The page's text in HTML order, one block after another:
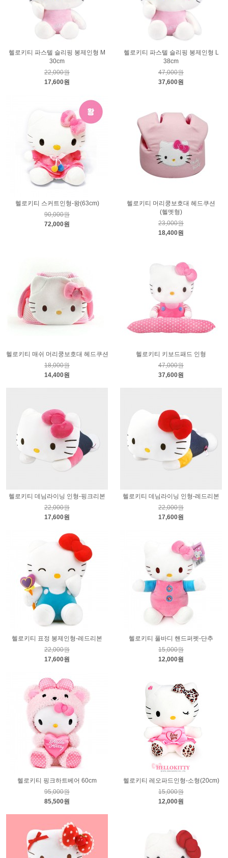
헬로키티 파스텔 슬리핑 봉제인형 M
30cm
22,000원
17,600원
헬로키티 파스텔 슬리핑 봉제인형 L
38cm
47,000원
37,600원
헬로키티 스커트인형-왕(63cm)
90,000원
72,000원
헬로키티 머리쿵보호대 헤드쿠션
(헬멧형)
23,000원
18,400원
헬로키티 매쉬 머리쿵보호대 헤드쿠션
18,000원
14,400원
헬로키티 키보드패드 인형
47,000원
37,600원
헬로키티 데님라이닝 인형-핑크리본
22,000원
17,600원
헬로키티 데님라이닝 인형-레드리본
22,000원
17,600원
헬로키티 표정 봉제인형-레드리본
22,000원
17,600원
헬로키티 풀바디 핸드퍼펫-단추
15,000원
12,000원
헬로키티 핑크하트베어 60cm
95,000원
85,500원
헬로키티 레오파드인형-소형(20cm)
15,000원
12,000원